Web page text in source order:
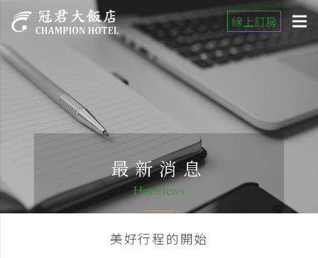
線上訂房
最新消息
Hot News
美好行程的開始